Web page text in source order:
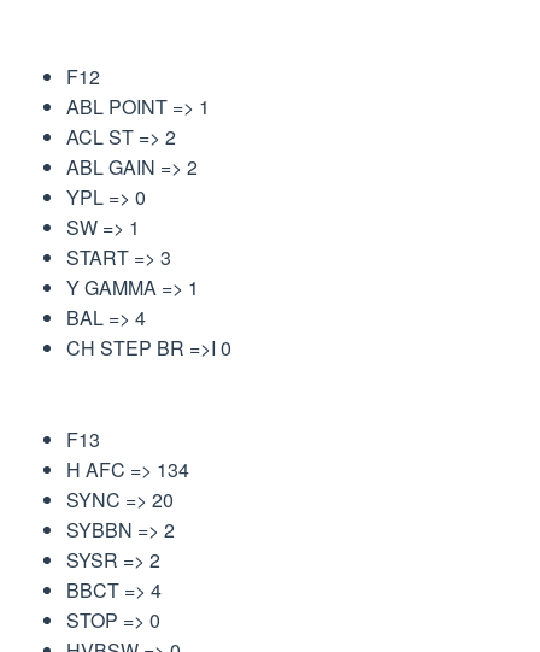
F12
ABL POINT => 1
ACL ST => 2
ABL GAIN => 2
YPL => 0
SW => 1
START => 3
Y GAMMA => 1
BAL => 4
CH STEP BR =>I 0
F13
H AFC => 134
SYNC => 20
SYBBN => 2
SYSR => 2
BBCT => 4
STOP => 0